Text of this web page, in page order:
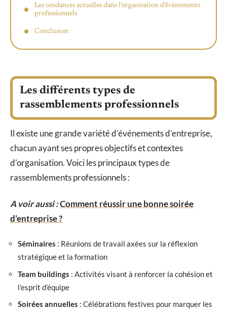
Les tendances actuelles dans l’organisation d’événements
professionnels
Conclusion
Les différents types de
rassemblements professionnels
Il existe une grande variété d’événements d’entreprise,
chacun ayant ses propres objectifs et contextes
d’organisation. Voici les principaux types de
rassemblements professionnels :
A voir aussi :Comment réussir une bonne soirée
d’entreprise ?
Séminaires : Réunions de travail axées sur la réflexion
stratégique et la formation
Team buildings : Activités visant à renforcer la cohésion et
l’esprit d’équipe
Soirées annuelles : Célébrations festives pour marquer les